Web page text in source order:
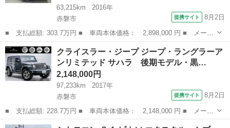
63,215km
2016年
赤磐市
提携サイト 8月2日
■ 支払総額: 303.7万円 ■ 車両本体価格： 2,898,000 円 ■ メーカ
ー名： マセラティ ■ 車種名： レヴァンテ ■ グレード名： ベ
ースグレード パノラマサンルーフ・ブラウン本革シート・Ｂｏｗｅ
ｒｓ＆Ｗ...
岡山 赤磐市 その他
クライスラー・ジープ ジープ・ラングラーア
ンリミテッド サハラ 後期モデル・黒…
2,148,000円
97,233km
2017年
赤磐市
提携サイト 8月2日
■ 支払総額: 228.7万円 ■ 車両本体価格： 2,148,000 円 ■ メーカ
ー名： クライスラー・ジープ ■ 車種名： ジープ・ラングラーア
岡山 赤磐市 その他